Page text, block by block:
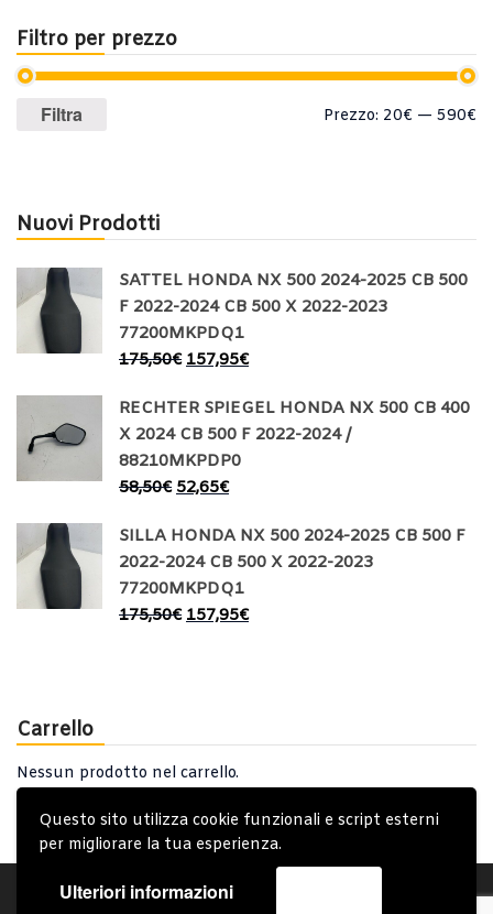
Questo sito utilizza cookie funzionali e script esterni
per migliorare la tua esperienza.
Ulteriori informazioni
Filtro per prezzo
Prezzo
Prezzo
Filtra Prezzo: 20€ — 590€
Nuovi Prodotti
SATTEL HONDA NX 500 2024-2025 CB 500
F 2022-2024 CB 500 X 2022-2023
77200MKPDQ1
175,50€ 157,95€
RECHTER SPIEGEL HONDA NX 500 CB 400
X 2024 CB 500 F 2022-2024 /
88210MKPDP0
58,50€ 52,65€
SILLA HONDA NX 500 2024-2025 CB 500 F
2022-2024 CB 500 X 2022-2023
77200MKPDQ1
175,50€ 157,95€
Carrello
Nessun prodotto nel carrello.
Account Condizioni Generali